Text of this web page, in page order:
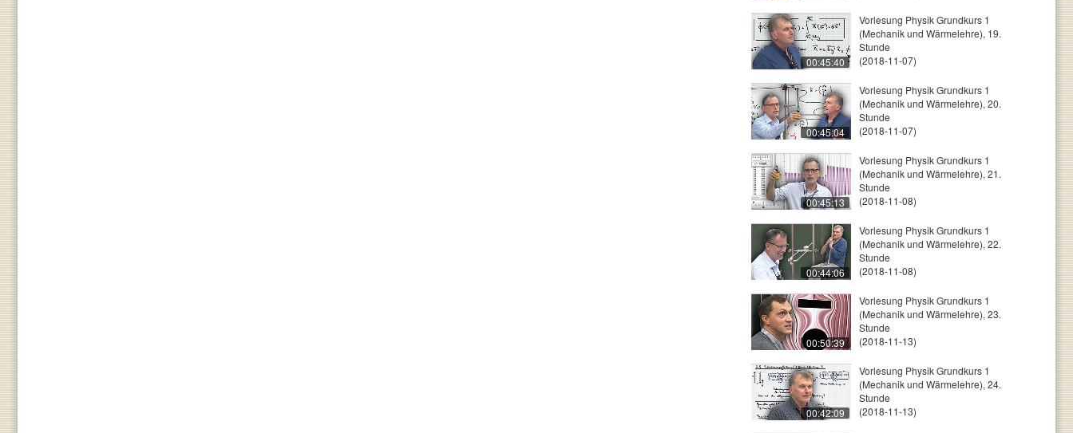
00:45:40
Vorlesung Physik Grundkurs 1
(Mechanik und Wärmelehre), 19.
Stunde
(2018-11-07)
00:45:04
Vorlesung Physik Grundkurs 1
(Mechanik und Wärmelehre), 20.
Stunde
(2018-11-07)
00:45:13
Vorlesung Physik Grundkurs 1
(Mechanik und Wärmelehre), 21.
Stunde
(2018-11-08)
00:44:06
Vorlesung Physik Grundkurs 1
(Mechanik und Wärmelehre), 22.
Stunde
(2018-11-08)
00:50:39
Vorlesung Physik Grundkurs 1
(Mechanik und Wärmelehre), 23.
Stunde
(2018-11-13)
00:42:09
Vorlesung Physik Grundkurs 1
(Mechanik und Wärmelehre), 24.
Stunde
(2018-11-13)